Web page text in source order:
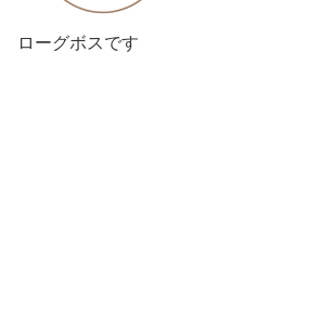
ローグボスです